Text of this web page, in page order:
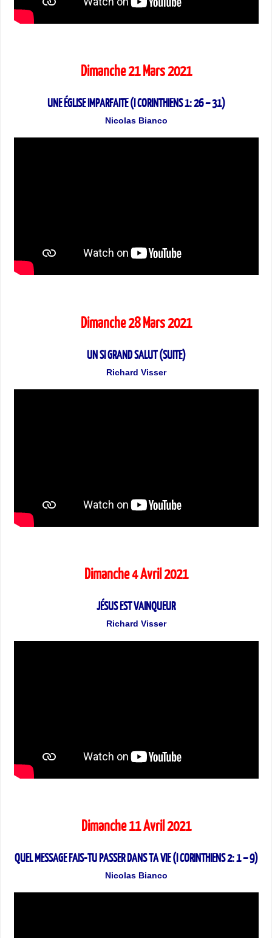
Dimanche 21 Mars 2021
UNE ÉGLISE IMPARFAITE (I CORINTHIENS 1: 26 – 31)
Nicolas Bianco
Dimanche 28 Mars 2021
UN SI GRAND SALUT (SUITE)
Richard Visser
Dimanche 4 Avril 2021
JÉSUS EST VAINQUEUR
Richard Visser
Dimanche 11 Avril 2021
QUEL MESSAGE FAIS-TU PASSER DANS TA VIE (I CORINTHIENS 2: 1 – 9)
Nicolas Bianco